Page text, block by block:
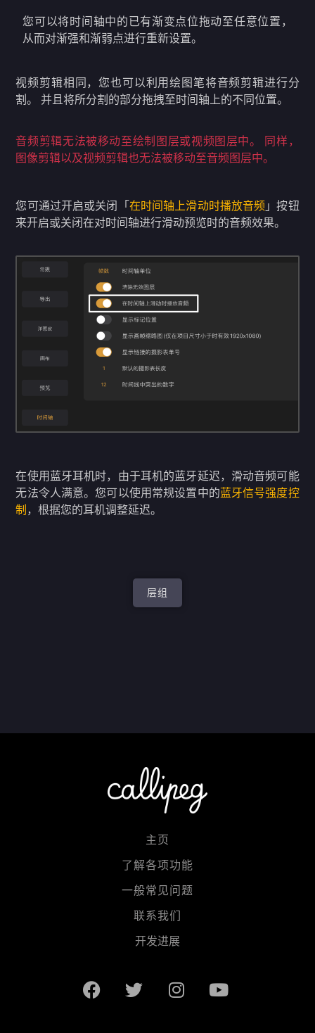
您可以将时间轴中的已有渐变点位拖动至任意位置，
从而对渐强和渐弱点进行重新设置。
视频剪辑相同，您也可以利用绘图笔将音频剪辑进行分
割。 并且将所分割的部分拖拽至时间轴上的不同位置。
音频剪辑无法被移动至绘制图层或视频图层中。 同样，
图像剪辑以及视频剪辑也无法被移动至音频图层中。
您可通过开启或关闭「 在时间轴上滑动时播放音频 」按钮
来开启或关闭在对时间轴进行滑动预览时的音频效果。
在使用蓝牙耳机时，由于耳机的蓝牙延迟，滑动音频可能
无法令人满意。您可以使用常规设置中的蓝牙信号强度控
制 ，根据您的耳机调整延迟。
层组
主页
了解各项功能
一般常见问题
联系我们
开发进展